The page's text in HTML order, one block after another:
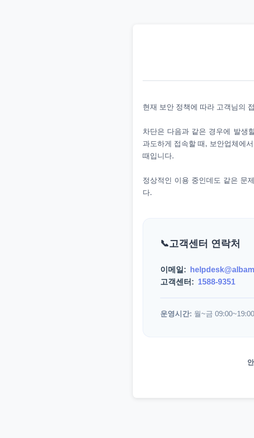
현재 보안 정책에 따라 고객님의
차단은 다음과 같은 경우에 발생
과도하게 접속할 때, 보안업체에
때입니다.
정상적인 이용 중인데도 같은 문
다.
고객센터 연락처
이메일:
고객센터: 1588-9351
운영시간: 월~금